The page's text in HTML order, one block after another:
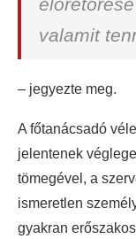
valamit
– jegyezte meg.
A főtanácsadó
jelentenek
tömegével, a
ismeretlen
gyakran